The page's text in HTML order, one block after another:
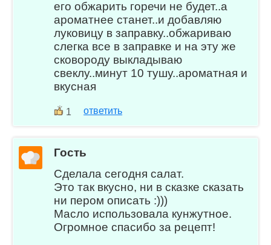
его обжарить горечи не будет..а
ароматнее станет..и добавляю
луковицу в заправку..обжариваю
слегка все в заправке и на эту же
сковороду выкладываю
свеклу..минут 10 тушу..ароматная и
вкусная
1 ответить
Гость
Сделала сегодня салат.
Это так вкусно, ни в сказке сказать
ни пером описать :)))
Масло использовала кунжутное.
Огромное спасибо за рецепт!